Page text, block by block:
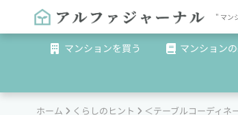
" マン
マンションを買う マンション
ホーム くらしのヒント ＜テーブルコーディネ